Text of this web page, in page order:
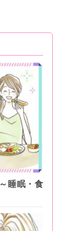
睡眠・食